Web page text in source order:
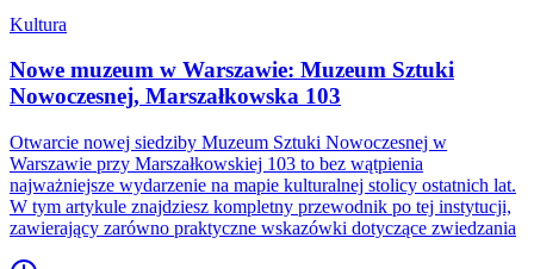
Kultura
Nowe muzeum w Warszawie: Muzeum Sztuki
Nowoczesnej, Marszałkowska 103
Otwarcie nowej siedziby Muzeum Sztuki Nowoczesnej w
Warszawie przy Marszałkowskiej 103 to bez wątpienia
najważniejsze wydarzenie na mapie kulturalnej stolicy ostatnich lat.
W tym artykule znajdziesz kompletny przewodnik po tej instytucji,
zawierający zarówno praktyczne wskazówki dotyczące zwiedzania